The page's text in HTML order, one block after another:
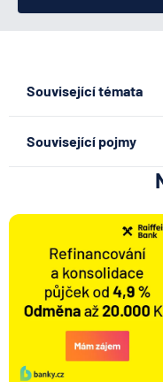
Související témata
Související pojmy
SVJ -
Provize realitní
Aukce nemovitosti
Výhradní
Tržní cena